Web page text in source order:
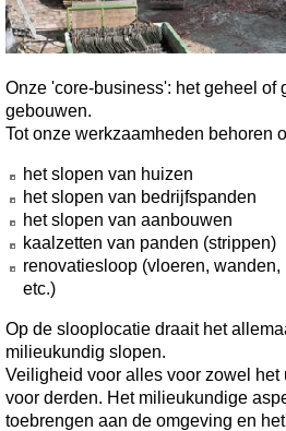
Onze 'core-business': het geheel of
gebouwen.
Tot onze werkzaamheden behoren
het slopen van huizen
het slopen van bedrijfspanden
het slopen van aanbouwen
kaalzetten van panden (strippen)
renovatiesloop (vloeren,
etc.)
Op de slooplocatie draait het
milieukundig slopen.
Veiligheid voor alles voor zowel
voor derden. Het milieukundige
toebrengen aan de omgeving en